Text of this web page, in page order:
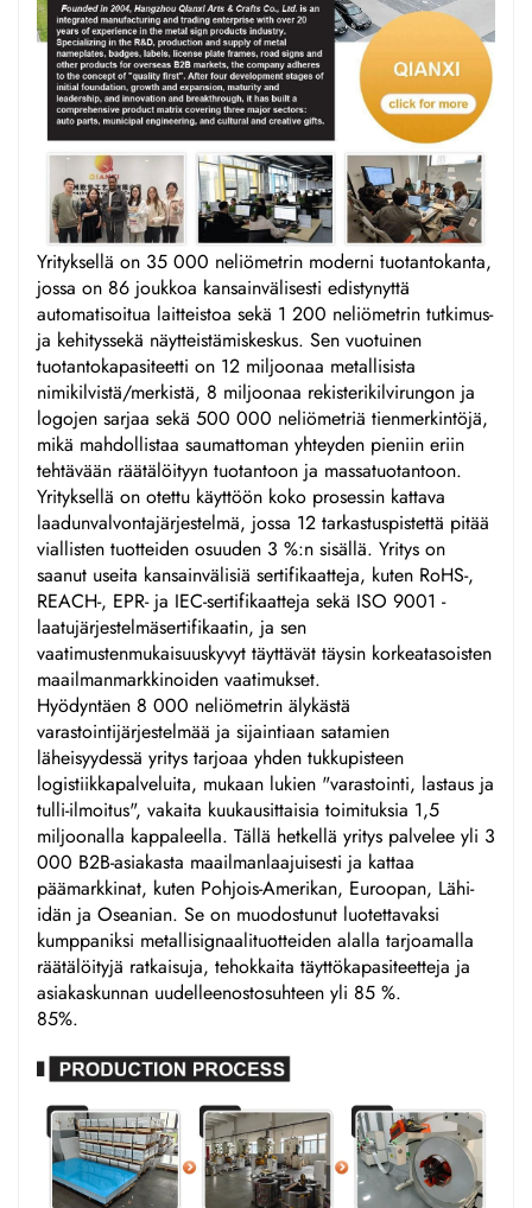
Yrityksellä on 35 000 neliömetrin moderni tuotantokanta,
jossa on 86 joukkoa kansainvälisesti edistynyttä
automatisoitua laitteistoa sekä 1 200 neliömetrin tutkimus-
ja kehityssekä näytteistämiskeskus. Sen vuotuinen
tuotantokapasiteetti on 12 miljoonaa metallisista
nimikilvistä/merkistä, 8 miljoonaa rekisterikilvirungon ja
logojen sarjaa sekä 500 000 neliömetriä tienmerkintöjä,
mikä mahdollistaa saumattoman yhteyden pieniin eriin
tehtävään räätälöityyn tuotantoon ja massatuotantoon.
Yrityksellä on otettu käyttöön koko prosessin kattava
laadunvalvontajärjestelmä, jossa 12 tarkastuspistettä pitää
viallisten tuotteiden osuuden 3 %:n sisällä. Yritys on
saanut useita kansainvälisiä sertifikaatteja, kuten RoHS-,
REACH-, EPR- ja IEC-sertifikaatteja sekä ISO 9001 -
laatujärjestelmäsertifikaatin, ja sen
vaatimustenmukaisuuskyvyt täyttävät täysin korkeatasoisten
maailmanmarkkinoiden vaatimukset.
Hyödyntäen 8 000 neliömetrin älykästä
varastointijärjestelmää ja sijaintiaan satamien
läheisyydessä yritys tarjoaa yhden tukkupisteen
logistiikkapalveluita, mukaan lukien "varastointi, lastaus ja
tulli-ilmoitus", vakaita kuukausittaisia toimituksia 1,5
miljoonalla kappaleella. Tällä hetkellä yritys palvelee yli 3
000 B2B-asiakasta maailmanlaajuisesti ja kattaa
päämarkkinat, kuten Pohjois-Amerikan, Euroopan, Lähi-
idän ja Oseanian. Se on muodostunut luotettavaksi
kumppaniksi metallisignaalituotteiden alalla tarjoamalla
räätälöityjä ratkaisuja, tehokkaita täyttökapasiteetteja ja
asiakaskunnan uudelleenostosuhteen yli 85 %.
85%.